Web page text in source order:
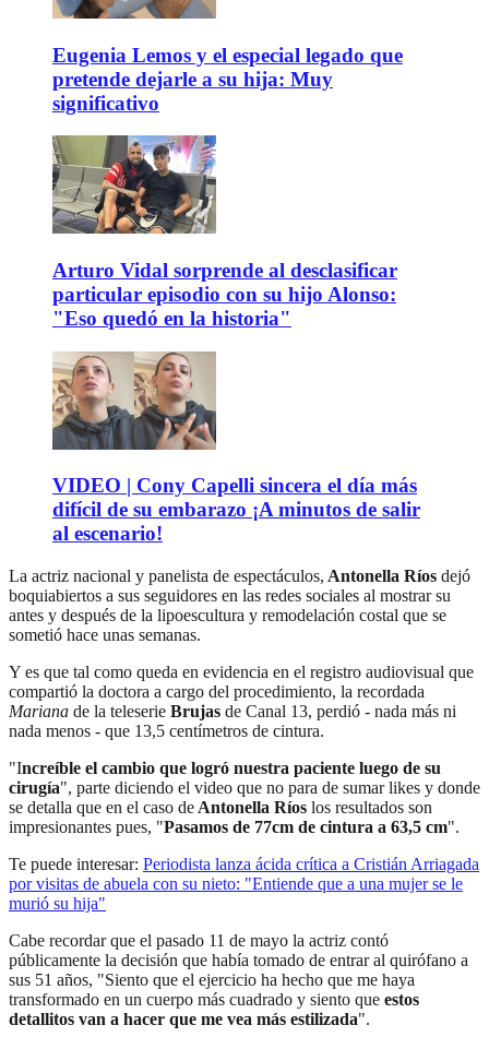
Eugenia Lemos y el especial legado que
pretende dejarle a su hija: Muy
significativo
Arturo Vidal sorprende al desclasificar
particular episodio con su hijo Alonso:
"Eso quedó en la historia"
VIDEO | Cony Capelli sincera el día más
difícil de su embarazo ¡A minutos de salir
al escenario!
La actriz nacional y panelista de espectáculos, Antonella Ríos dejó
boquiabiertos a sus seguidores en las redes sociales al mostrar su
antes y después de la lipoescultura y remodelación costal que se
sometió hace unas semanas.
Y es que tal como queda en evidencia en el registro audiovisual que
compartió la doctora a cargo del procedimiento, la recordada
Mariana de la teleserie Brujas de Canal 13, perdió - nada más ni
nada menos - que 13,5 centímetros de cintura.
"Increíble el cambio que logró nuestra paciente luego de su
cirugía", parte diciendo el video que no para de sumar likes y donde
se detalla que en el caso de Antonella Ríos los resultados son
impresionantes pues, "Pasamos de 77cm de cintura a 63,5 cm".
Te puede interesar: Periodista lanza ácida crítica a Cristián Arriagada
por visitas de abuela con su nieto: "Entiende que a una mujer se le
murió su hija"
Cabe recordar que el pasado 11 de mayo la actriz contó
públicamente la decisión que había tomado de entrar al quirófano a
sus 51 años, "Siento que el ejercicio ha hecho que me haya
transformado en un cuerpo más cuadrado y siento que estos
detallitos van a hacer que me vea más estilizada".